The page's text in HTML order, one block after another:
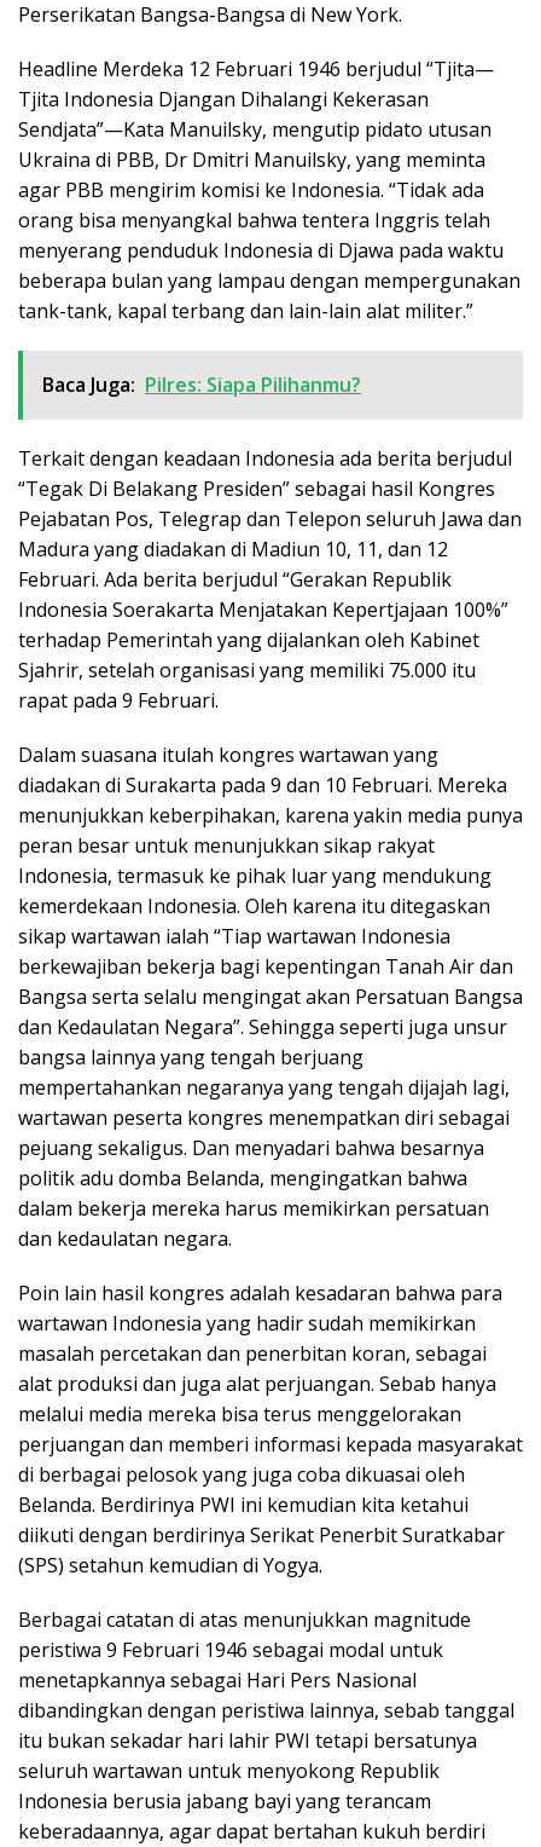
Perserikatan Bangsa-Bangsa di New York.
Headline Merdeka 12 Februari 1946 berjudul “Tjita—
Tjita Indonesia Djangan Dihalangi Kekerasan
Sendjata”—Kata Manuilsky, mengutip pidato utusan
Ukraina di PBB, Dr Dmitri Manuilsky, yang meminta
agar PBB mengirim komisi ke Indonesia. “Tidak ada
orang bisa menyangkal bahwa tentera Inggris telah
menyerang penduduk Indonesia di Djawa pada waktu
beberapa bulan yang lampau dengan mempergunakan
tank-tank, kapal terbang dan lain-lain alat militer.”
Baca Juga: Pilres: Siapa Pilihanmu?
Terkait dengan keadaan Indonesia ada berita berjudul
“Tegak Di Belakang Presiden” sebagai hasil Kongres
Pejabatan Pos, Telegrap dan Telepon seluruh Jawa dan
Madura yang diadakan di Madiun 10, 11, dan 12
Februari. Ada berita berjudul “Gerakan Republik
Indonesia Soerakarta Menjatakan Kepertjajaan 100%”
terhadap Pemerintah yang dijalankan oleh Kabinet
Sjahrir, setelah organisasi yang memiliki 75.000 itu
rapat pada 9 Februari.
Dalam suasana itulah kongres wartawan yang
diadakan di Surakarta pada 9 dan 10 Februari. Mereka
menunjukkan keberpihakan, karena yakin media punya
peran besar untuk menunjukkan sikap rakyat
Indonesia, termasuk ke pihak luar yang mendukung
kemerdekaan Indonesia. Oleh karena itu ditegaskan
sikap wartawan ialah “Tiap wartawan Indonesia
berkewajiban bekerja bagi kepentingan Tanah Air dan
Bangsa serta selalu mengingat akan Persatuan Bangsa
dan Kedaulatan Negara”. Sehingga seperti juga unsur
bangsa lainnya yang tengah berjuang
mempertahankan negaranya yang tengah dijajah lagi,
wartawan peserta kongres menempatkan diri sebagai
pejuang sekaligus. Dan menyadari bahwa besarnya
politik adu domba Belanda, mengingatkan bahwa
dalam bekerja mereka harus memikirkan persatuan
dan kedaulatan negara.
Poin lain hasil kongres adalah kesadaran bahwa para
wartawan Indonesia yang hadir sudah memikirkan
masalah percetakan dan penerbitan koran, sebagai
alat produksi dan juga alat perjuangan. Sebab hanya
melalui media mereka bisa terus menggelorakan
perjuangan dan memberi informasi kepada masyarakat
di berbagai pelosok yang juga coba dikuasai oleh
Belanda. Berdirinya PWI ini kemudian kita ketahui
diikuti dengan berdirinya Serikat Penerbit Suratkabar
(SPS) setahun kemudian di Yogya.
Berbagai catatan di atas menunjukkan magnitude
peristiwa 9 Februari 1946 sebagai modal untuk
menetapkannya sebagai Hari Pers Nasional
dibandingkan dengan peristiwa lainnya, sebab tanggal
itu bukan sekadar hari lahir PWI tetapi bersatunya
seluruh wartawan untuk menyokong Republik
Indonesia berusia jabang bayi yang terancam
keberadaannya, agar dapat bertahan kukuh berdiri